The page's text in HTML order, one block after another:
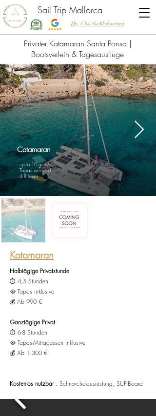
Sail Trip Mallorca
Nr. 1 bei Yachtchartern
Privater Katamaran Santa Ponsa |
Bootsverleih & Tagesausflüge
Catamaran
- up to 10 guests
- Tapas included
- 4-8 hours
Katamaran
Halbtägige Privatstunde
⏱️ 4,5 Stunden
🥘 Tapas inklusive
💰 Ab 990 €
Ganztägige Privat
⏱️ 6-8 Stunden
🥘 Tapas-Mittagessen inklusive
💰 Ab 1.300 €
Kostenlos nutzbar: Schnorchelausrüstung, SUP-Board